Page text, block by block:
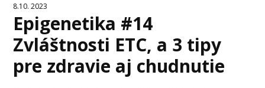
8.10. 2023
Epigenetika #14
Zvláštnosti ETC, a 3 tipy
pre zdravie aj chudnutie